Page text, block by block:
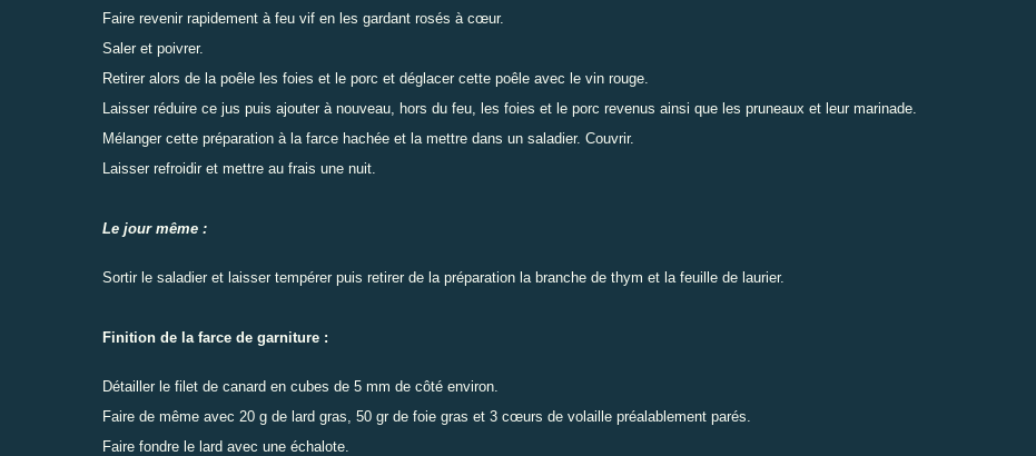
Faire revenir rapidement à feu vif en les gardant rosés à cœur.
Saler et poivrer.
Retirer alors de la poêle les foies et le porc et déglacer cette poêle avec le vin rouge.
Laisser réduire ce jus puis ajouter à nouveau, hors du feu, les foies et le porc revenus ainsi que les pruneaux et leur marinade.
Mélanger cette préparation à la farce hachée et la mettre dans un saladier. Couvrir.
Laisser refroidir et mettre au frais une nuit.
Le jour même :
Sortir le saladier et laisser tempérer puis retirer de la préparation la branche de thym et la feuille de laurier.
Finition de la farce de garniture :
Détailler le filet de canard en cubes de 5 mm de côté environ.
Faire de même avec 20 g de lard gras, 50 gr de foie gras et 3 cœurs de volaille préalablement parés.
Faire fondre le lard avec une échalote.